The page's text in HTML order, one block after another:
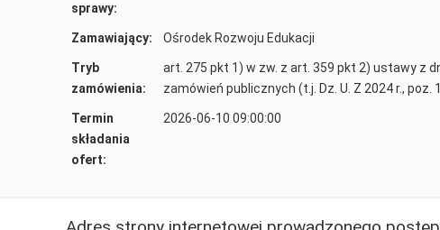
sprawy:
Zamawiający: Ośrodek Rozwoju Edukacji
Tryb
zamówienia:
art. 275 pkt 1) w zw. z art. 359 pkt 2) ustawy z
zamówień publicznych (t.j. Dz. U. Z 2024 r., poz.
Termin
składania
ofert:
2026-06-10 09:00:00